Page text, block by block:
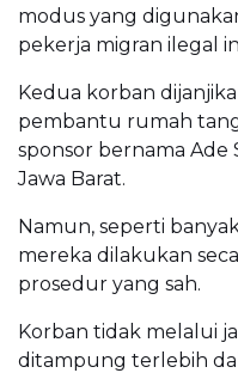
modus yang
pekerja migran ilegal
Kedua korban
pembantu rumah
sponsor bernama Ade
Jawa Barat.
Namun, seperti
mereka dilakukan
prosedur yang sah.
Korban tidak melalui
ditampung terlebih